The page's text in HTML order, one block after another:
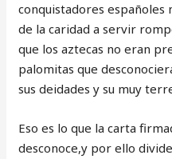
conquistadores españoles
de la caridad a servir
que los aztecas no eran
palomitas que
sus deidades y su muy
Eso es lo que la carta
desconoce,y por ello